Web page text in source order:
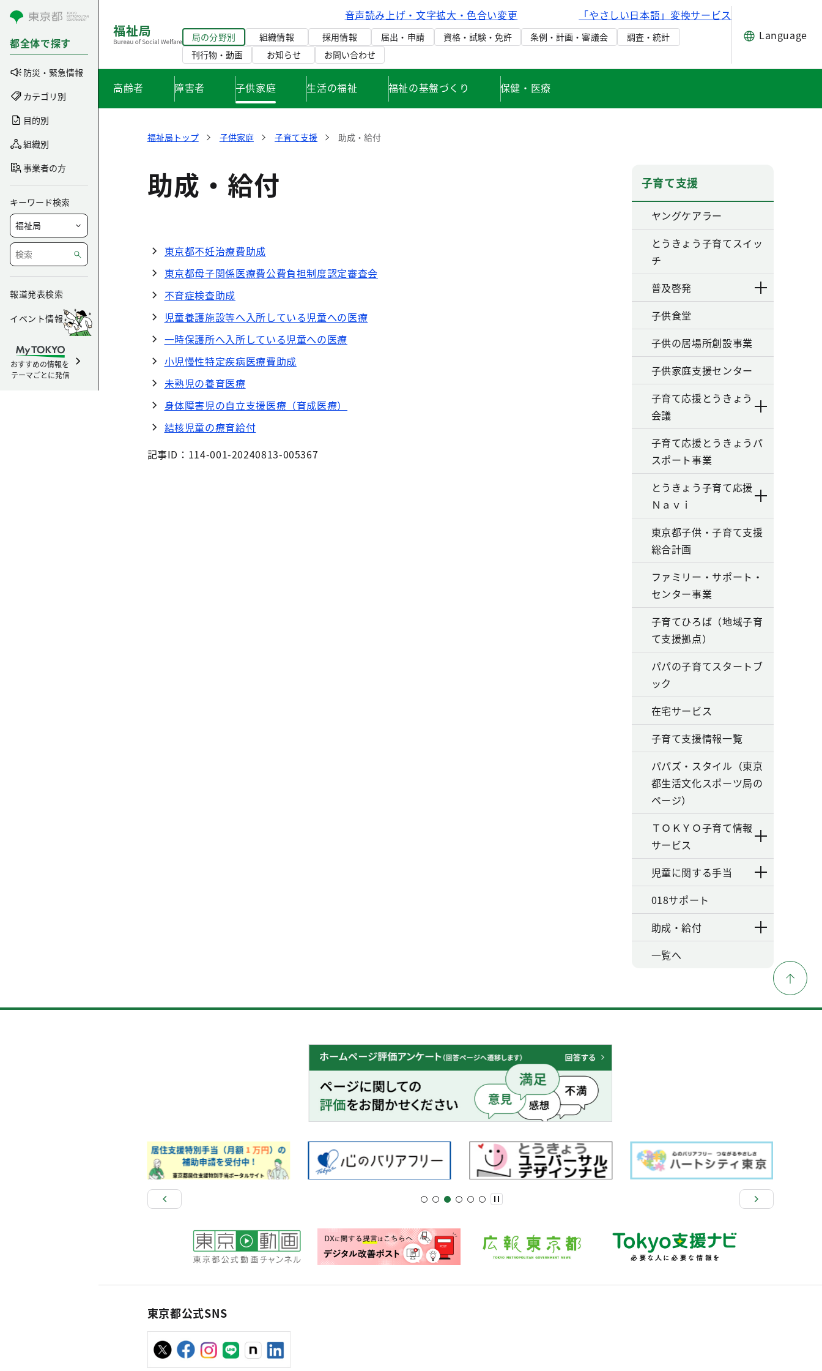
コンテンツにスキップ
都全体で探す
防災・緊急情報
カテゴリ別
目的別
組織別
事業者の方
キーワード検索
報道発表検索
イベント情報
おすすめの情報を
テーマごとに発信
音声読み上げ・文字拡大・色合い変更 「やさしい日本語」変換サービス
局の分野別 組織情報 採用情報 届出・申請 資格・試験・免許 条例・計画・審議会
調査・統計
刊行物・動画
お知らせ お問い合わせ
Language
高齢者 障害者 子供家庭 生活の福祉 福祉の基盤づくり 保健・医療
福祉局トップ 子供家庭 子育て支援 助成・給付
助成・給付
東京都不妊治療費助成
東京都母子関係医療費公費負担制度認定審査会
不育症検査助成
児童養護施設等へ入所している児童への医療
一時保護所へ入所している児童への医療
小児慢性特定疾病医療費助成
未熟児の養育医療
身体障害児の自立支援医療（育成医療）
結核児童の療育給付
記事ID：114-001-20240813-005367
子育て支援
ヤングケアラー
とうきょう子育てスイッ
チ
普及啓発
子供食堂
子供の居場所創設事業
子供家庭支援センター
子育て応援とうきょう
会議
子育て応援とうきょうパ
スポート事業
とうきょう子育て応援
Ｎａｖｉ
東京都子供・子育て支援
総合計画
ファミリー・サポート・
センター事業
子育てひろば（地域子育
て支援拠点）
パパの子育てスタートブ
ック
在宅サービス
子育て支援情報一覧
パパズ・スタイル（東京
都生活文化スポーツ局の
ページ）
ＴＯＫＹＯ子育て情報
サービス
児童に関する手当
018サポート
助成・給付
一覧へ
東京都公式SNS